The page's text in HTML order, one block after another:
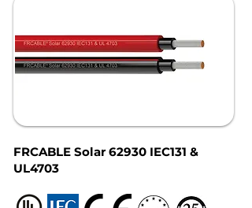
FRCABLE Solar 62930 IEC131 &
UL4703